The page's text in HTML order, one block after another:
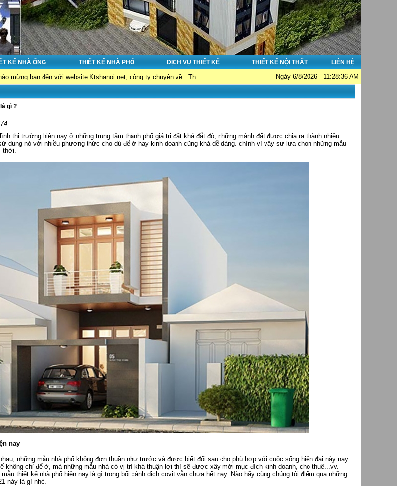
KẾ NHÀ ỐNG THIẾT KẾ NHÀ PHỐ DỊCH VỤ THIẾT KẾ THIẾT KẾ NỘI THẤT LIÊN HỆ
đến với website Ktshanoi.net, công ty chuyên về : Thiết kế nhà đẹp - Thi công nhà đẹp - Tư vấn giám sát. Hotline: 0913038356; Email:
Ngày 6/8/2026 11:28:36 AM
gì ?
thị trường hiện nay ở những trung tâm thành phố giá trị đất khá đắt đỏ, những mảnh đất được chia ra thành nhiều
dụng nó với nhiều phương thức cho dù để ở hay kinh doanh cũng khá dễ dàng, chính vì vậy sự lựa chọn những mẫu
thời.
nay
những mẫu nhà phố không đơn thuần như trước và được biết đổi sau cho phù hợp với cuộc sống hiện đại này nay.
không chỉ để ở, mà những mẫu nhà có vị trí khá thuận lợi thì sẽ được xây mới mục đích kinh doanh, cho thuê...vv.
thiết kế nhà phố hiện nay là gì trong bối cảnh dịch covit vẫn chưa hết nay. Nào hãy cùng chúng tôi điểm qua những
này là gì nhé.